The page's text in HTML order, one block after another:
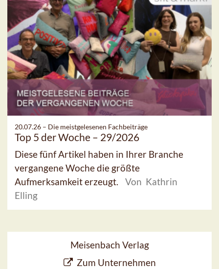
20.07.26 – Die meistgelesenen Fachbeiträge
Top 5 der Woche – 29/2026
Diese fünf Artikel haben in Ihrer Branche
vergangene Woche die größte
Aufmerksamkeit erzeugt.
Von Kathrin
Elling
Meisenbach Verlag
Zum Unternehmen